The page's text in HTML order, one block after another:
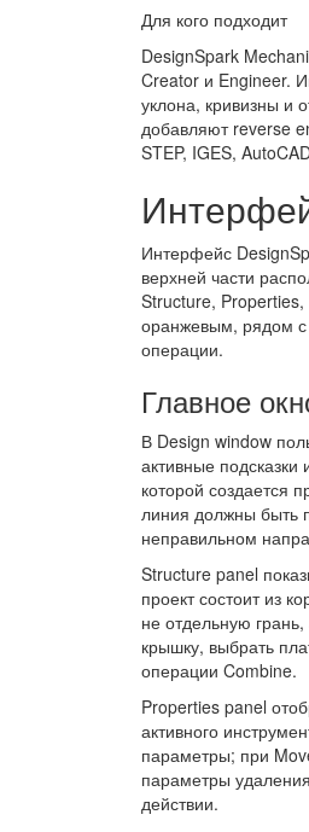
Для кого подходит
DesignSpark
Creator и Engineer.
уклона, кривизны и
добавляют reverse
STEP, IGES,
Интерфейс
верхней части
Structure,
оранжевым, рядом с
операции.
Главное
В Design window
активные
которой создается
линия должны быть
неправильном
Structure panel
проект состоит из
не отдельную
крышку, выбрать
операции Combine.
Properties panel
активного
параметры; при
параметры
действии.